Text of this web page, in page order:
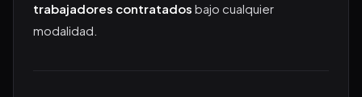
trabajadores contratados bajo cualquier
modalidad.